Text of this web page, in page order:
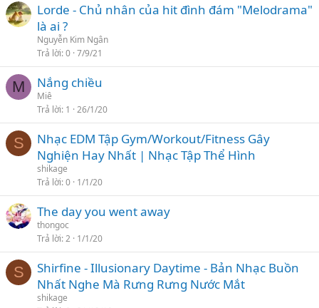
Lorde - Chủ nhân của hit đình đám "Melodrama"
là ai ?
Nguyễn Kim Ngân
Trả lời 0 7/9/21
M Nắng chiều
Miê
Trả lời 1 26/1/20
S
Nhạc EDM Tập Gym/Workout/Fitness Gây
Nghiện Hay Nhất | Nhạc Tập Thể Hình
shikage
Trả lời 0 1/1/20
The day you went away
thongoc
Trả lời 2 1/1/20
S
Shirfine - Illusionary Daytime - Bản Nhạc Buồn
Nhất Nghe Mà Rưng Rưng Nước Mắt
shikage